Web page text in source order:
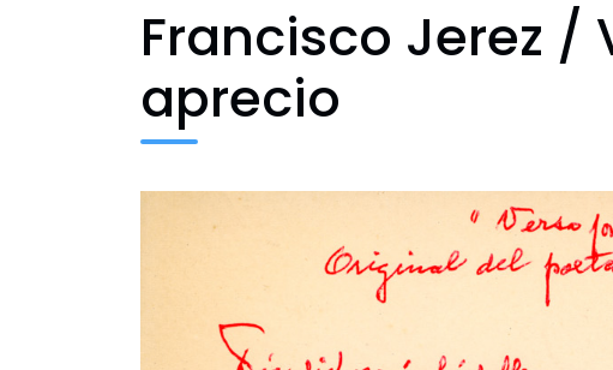
Francisco Jerez /
aprecio